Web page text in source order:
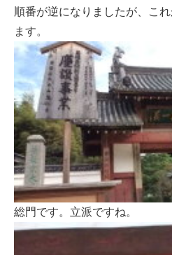
順番が逆になりましたが、こ
ます。
総門です。立派ですね。